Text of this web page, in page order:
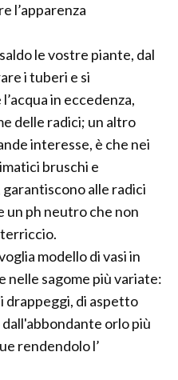
l’apparenza
le vostre piante, dal
i tuberi e si
in eccedenza,
delle radici; un altro
interesse, è che nei
bruschi e
alle radici
un ph neutro che non
modello di vasi in
sagome più variate:
drappeggi, di aspetto
orlo più
rendendolo l’